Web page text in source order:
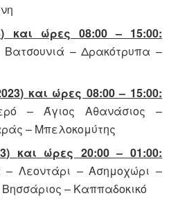
) και ώρες 08:00 – 15:00:
– Δρακότρυπα –
) και ώρες 08:00 – 15:00:
– Άγιος Αθανάσιος –
– Μπελοκομύτης
) και ώρες 20:00 – 01:00:
Λεοντάρι – Ασημοχώρι –
– Καππαδοκικό